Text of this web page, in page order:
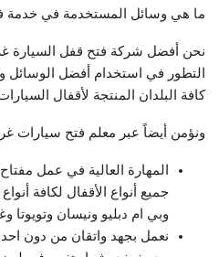
ما هي وسائل المستخدمة في خدمة
نحن أفضل شركة فتح قفل السيارة
التطور في استخدام أفضل الوسائل
كافة البلدان المنتجة لأقفال
ونؤمن أيضاً عبر معلم فتح سيارات
المهارة العالية في عمل
جميع أنواع الأقفال لكافة
وبي ام دبليو ونيسان وتويوتا
نعمل بجهد واتقان من دون